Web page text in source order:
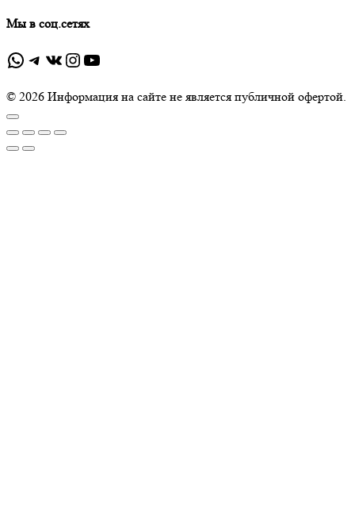
Мы в соц.сетях
WhatsApp
Telegram
ВКонтакте
Instagram
YouTube
© 2026 Информация на сайте не является публичной офертой.